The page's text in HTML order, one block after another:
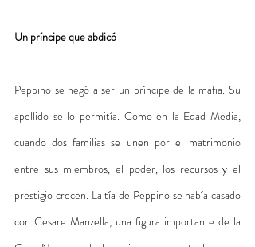
Un príncipe que abdicó
Peppino se negó a ser un príncipe de la mafia. Su
apellido se lo permitía. Como en la Edad Media,
cuando dos familias se unen por el matrimonio
entre sus miembros, el poder, los recursos y el
prestigio crecen. La tía de Peppino se había casado
con Cesare Manzella, una figura importante de la